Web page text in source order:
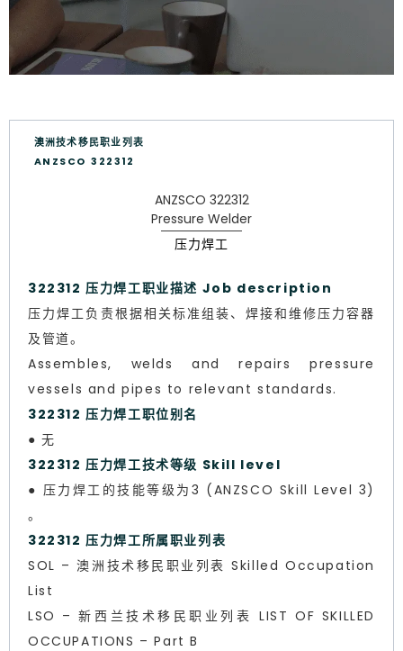
澳洲技术移民职业列表
ANZSCO 322312
ANZSCO 322312
Pressure Welder
压力焊工
322312 压力焊工职业描述 Job description
压力焊工负责根据相关标准组装、焊接和维修压力容器
及管道。
Assembles, welds and repairs pressure
vessels and pipes to relevant standards.
322312 压力焊工职位别名
● 无
322312 压力焊工技术等级 Skill level
● 压力焊工的技能等级为3 (ANZSCO Skill Level 3)
。
322312 压力焊工所属职业列表
SOL – 澳洲技术移民职业列表 Skilled Occupation
List
LSO – 新西兰技术移民职业列表 LIST OF SKILLED
OCCUPATIONS – Part B